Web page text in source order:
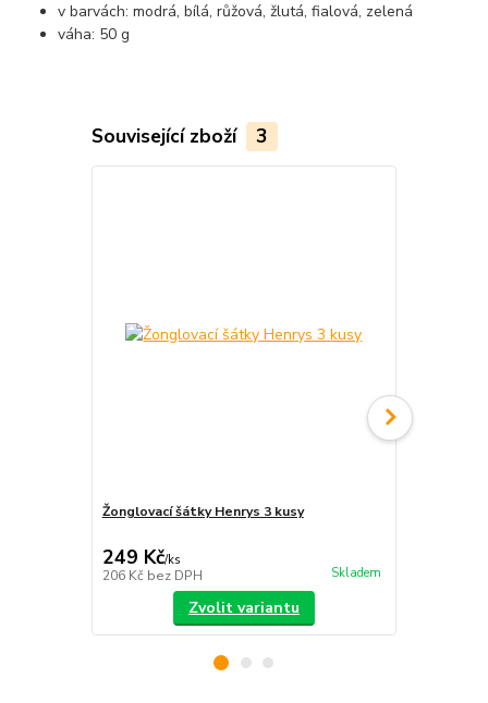
v barvách: modrá, bílá, růžová, žlutá, fialová, zelená
váha: 50 g
Související zboží 3
Žonglovací šátky Henrys 3 kusy
249 Kč/ks
206 Kč bez DPH Skladem
Zvolit variantu